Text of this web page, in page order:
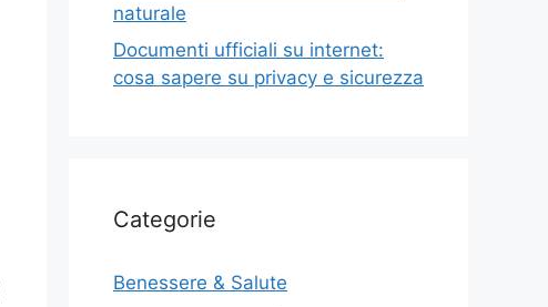
naturale
Documenti ufficiali su internet:
cosa sapere su privacy e sicurezza
Categorie
Benessere & Salute